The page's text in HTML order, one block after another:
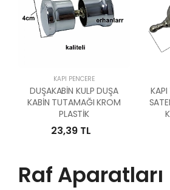
KAPI PENCERE
DUŞAKABİN KULP DUŞA
KABİN TUTAMAĞI KROM
PLASTİK
23,39 TL
Raf Aparatları